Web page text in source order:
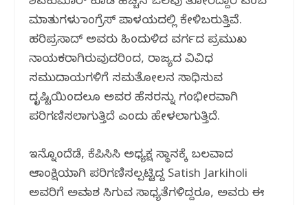
ಮಾತುಗಳು ಕಾಂಗ್ರೆಸ್ ಪಾಳಯದಲ್ಲಿ ಕೇಳಿಬರುತ್ತಿವೆ.
ಹರಿಪ್ರಸಾದ್ ಅವರು ಹಿಂದುಳಿದ ವರ್ಗದ ಪ್ರಮುಖ
ನಾಯಕರಾಗಿರುವುದರಿಂದ, ರಾಜ್ಯದ ವಿವಿಧ
ಸಮುದಾಯಗಳಿಗೆ ಸಮತೋಲನ ಸಾಧಿಸುವ
ದೃಷ್ಟಿಯಿಂದಲೂ ಅವರ ಹೆಸರನ್ನು ಗಂಭೀರವಾಗಿ
ಪರಿಗಣಿಸಲಾಗುತ್ತಿದೆ ಎಂದು ಹೇಳಲಾಗುತ್ತಿದೆ.
ಇನ್ನೊಂದೆಡೆ, ಕೆಪಿಸಿಸಿ ಅಧ್ಯಕ್ಷ ಸ್ಥಾನಕ್ಕೆ ಬಲವಾದ
ಆಕಾಂಕ್ಷಿಯಾಗಿ ಪರಿಗಣಿಸಲ್ಪಟ್ಟಿದ್ದ Satish Jarkiholi
ಅವರಿಗೆ ಅವಕಾಶ ಸಿಗುವ ಸಾಧ್ಯತೆಗಳಿದ್ದರೂ, ಅವರು ಈ